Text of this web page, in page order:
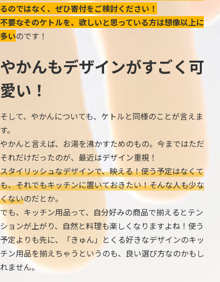
るのではなく、ぜひ寄付をご検討ください！
不要なそのケトルを、欲しいと思っている方は想像以上に
多いのです！
やかんもデザインがすごく可
愛い！
そして、やかんについても、ケトルと同様のことが言えま
す。
やかんと言えば、お湯を沸かすためのもの。今まではただ
それだけだったのが、最近はデザイン重視！
スタイリッシュなデザインで、映える！使う予定はなくて
も、それでもキッチンに置いておきたい！そんな人も少な
くないのだとか。
でも、キッチン用品って、自分好みの商品で揃えるとテン
ションが上がり、自然と料理も楽しくなりますよね！使う
予定よりも先に、「きゅん」とくる好きなデザインのキッ
チン用品を揃えちゃうというのも、良い選び方なのかもし
れません。